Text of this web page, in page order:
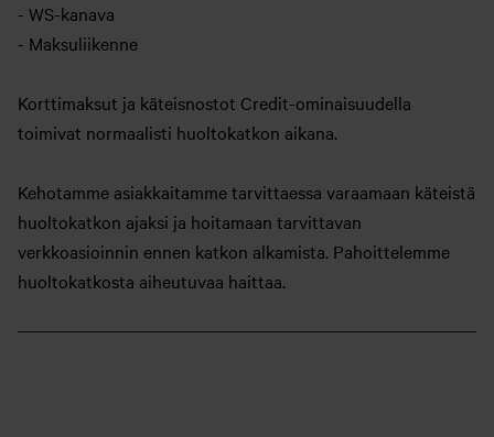
- WS-kanava
- Maksuliikenne
Korttimaksut ja käteisnostot Credit-ominaisuudella
toimivat normaalisti huoltokatkon aikana.
Kehotamme asiakkaitamme tarvittaessa varaamaan käteistä
huoltokatkon ajaksi ja hoitamaan tarvittavan
verkkoasioinnin ennen katkon alkamista. Pahoittelemme
huoltokatkosta aiheutuvaa haittaa.